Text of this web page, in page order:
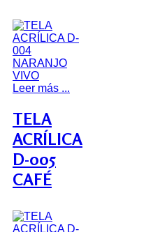
Leer más ...
TELA
ACRÍLICA
D-005
CAFÉ